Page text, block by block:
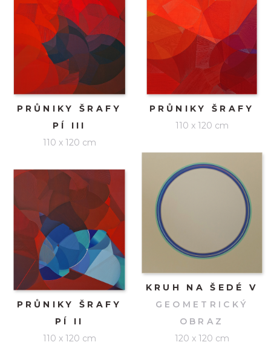
PRŮNIKY ŠRAFY
PÍ III
110 x 120 cm
PRŮNIKY ŠRAFY
PÍ II
110 x 120 cm
PRŮNIKY ŠRAFY
110 x 120 cm
KRUH NA ŠEDÉ V
GEOMETRICKÝ
OBRAZ
120 x 120 cm